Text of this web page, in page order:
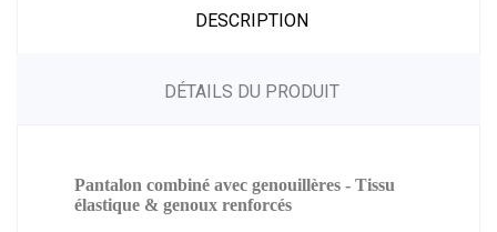
DESCRIPTION
DÉTAILS DU PRODUIT
Pantalon combiné avec genouillères - Tissu
élastique & genoux renforcés